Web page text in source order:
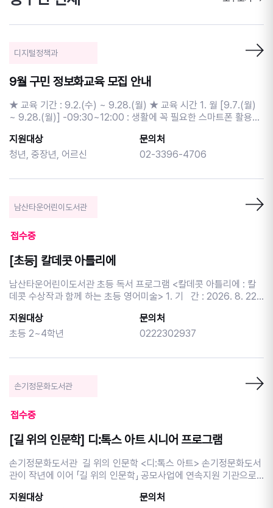
디지털정책과
9월 구민 정보화교육 모집 안내
★ 교육 기간 : 9.2.(수) ~ 9.28.(월) ★ 교육 시간 1. 월 [9.7.(월)
~ 9.28.(월)] -09:30~12:00 : 생활에 꼭 필요한 스마트폰 활용
-15:30~18:00 : 엑셀을 활용한 일정관리 문서만들기 2. 수 [9.2.
(수) ~ 9.23.(수)] -09:30~12:00 : 키오스크 현장체험과 함께하
-15:30~18:00 : 스마트폰으로 시작하는 생성형 AI ★ 교육 대상 :
(토) 9시 ~ 8.20.(목) 17시 ※ 선착순, 1인 1강좌 신청가능 - 추가 신
청 : 8.21.(금) 13시 ~ 8.31.(월) 17시 (미달 강좌에 한해 제한없이
지 (junggu.seoul.kr)>분야별안내>교육>구민정보화교육 - 전화 신
지원대상
청년, 중장년, 어르신
문의처
02-3396-4706
남산타운어린이도서관
접수중
[초등] 칼데콧 아틀리에
남산타운어린이도서관 초등 독서 프로그램 <칼데콧 아틀리에 : 칼
데콧 수상작과 함께 하는 초등 영어미술> 1. 기 간 : 2026. 8. 22.
10:30~12:00 3. 장 소 : 남산타운어린이도서관 3층 달님실 4. 대
상 : 초등 2~4학년 12명 5. 내 용 : 영어그림책 스토리텔링과 다
립도서관 홈페이지 선착순 신청 (중구민 우선 접수) ※보호
주세요. ※ 중구민 우선 접수 받습니다. ※ 프로그램은 자녀분 회원 아
이디로 신청 부탁드립니다. ※ 자녀분 회원 아이디가 없을 경우 프로
프로그램 참여 시 홍보에 활용될 사진 촬영에 동의하는 것으로 간주
수 있습니다. ※ 문의 02-2230-2941
지원대상
초등 2~4학년
문의처
0222302937
손기정문화도서관
접수중
[길 위의 인문학] 디:톡스 아트 시니어 프로그램
손기정문화도서관 길 위의 인문학 <디:톡스 아트> 손기정문화도서
관이 작년에 이어 「길 위의 인문학」 공모사업에 연속지원 기관으로
서적 해독을 체험하고, '예술적 자기설계' 능력을 키울 수 있는 인문
지원대상
문의처